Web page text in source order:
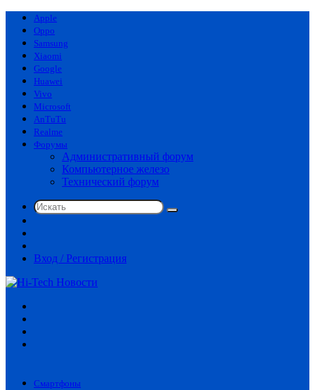
Apple
Oppo
Samsung
Xiaomi
Google
Huawei
Vivo
Microsoft
AnTuTu
Realme
Форумы
Административный форум
Компьютерное железо
Технический форум
Искать
статья
Вход / Регистрация
Смартфоны